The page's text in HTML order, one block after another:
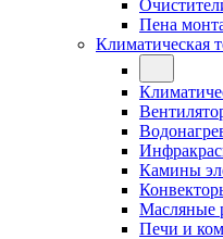
Пена
Климатическая
Камины
Масляные
Печи и